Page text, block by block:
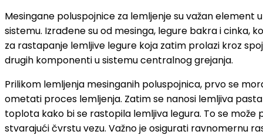
Mesingane poluspojnice za lemljenje su važan
sistemu. Izrađene su od mesinga, legure bakra i cinka,
za rastapanje lemljive legure koja zatim prolazi kroz
drugih komponenti u sistemu centralnog grejanja.
Prilikom lemljenja mesinganih poluspojnica, prvo se
ometati proces lemljenja. Zatim se nanosi lemljiva
toplota kako bi se rastopila lemljiva legura. To se
stvarajući čvrstu vezu. Važno je osigurati ravnomernu